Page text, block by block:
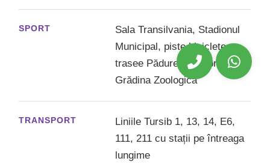
SPORT
Sala Transilvania, Stadionul
Municipal, piste biciclete,
trasee Pădurea Dumbrava,
Grădina Zoologică
TRANSPORT
Liniile Tursib 1, 13, 14, E6,
111, 211 cu stații pe întreaga
lungime